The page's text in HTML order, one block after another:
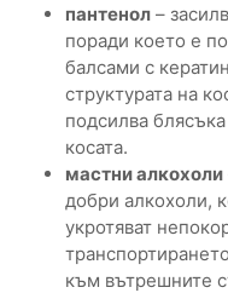
пантенол –
поради което е
балсами с
структурата на
подсилва
косата.
мастни алкохоли
добри алкохоли,
укротяват
към вътрешните